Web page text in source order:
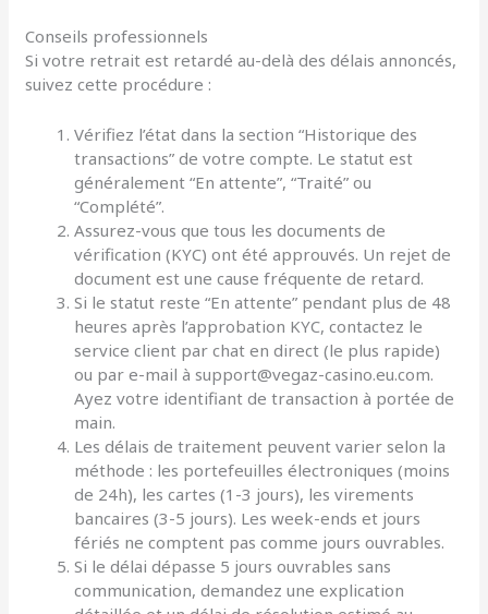
Conseils professionnels
Si votre retrait est retardé au-delà des délais annoncés,
suivez cette procédure :
Vérifiez l’état dans la section “Historique des
transactions” de votre compte. Le statut est
généralement “En attente”, “Traité” ou
“Complété”.
Assurez-vous que tous les documents de
vérification (KYC) ont été approuvés. Un rejet de
document est une cause fréquente de retard.
Si le statut reste “En attente” pendant plus de 48
heures après l’approbation KYC, contactez le
service client par chat en direct (le plus rapide)
ou par e-mail à support@vegaz-casino.eu.com.
Ayez votre identifiant de transaction à portée de
main.
Les délais de traitement peuvent varier selon la
méthode : les portefeuilles électroniques (moins
de 24h), les cartes (1-3 jours), les virements
bancaires (3-5 jours). Les week-ends et jours
fériés ne comptent pas comme jours ouvrables.
Si le délai dépasse 5 jours ouvrables sans
communication, demandez une explication